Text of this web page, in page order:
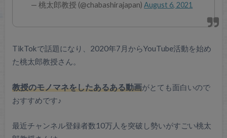
— 桃太郎教授 (@chabashirajapan)August 6, 2021
TikTokで話題になり、2020年7月からYouTube活動を始め
た桃太郎教授さん。
教授のモノマネをしたあるある動画がとても面白いので
おすすめです♪
最近チャンネル登録者数10万人を突破し勢いがすごい桃太